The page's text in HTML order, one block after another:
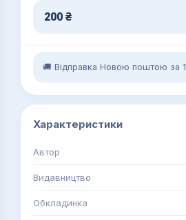
200 ₴
🚚 Відправка Новою поштою за
Характеристики
Автор
Видавництво
Обкладинка